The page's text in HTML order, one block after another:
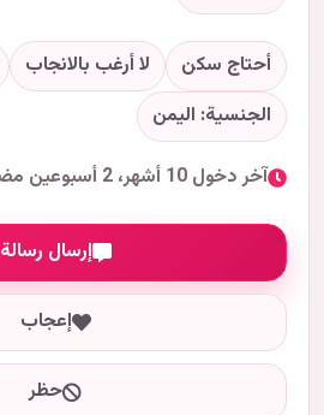
أحتاج سكن لا أرغب بالانجاب
الجنسية: اليمن
آخر دخول 10 أشهر، 2 أسبوعين مضت
إرسال رسالة
إعجاب
حظر